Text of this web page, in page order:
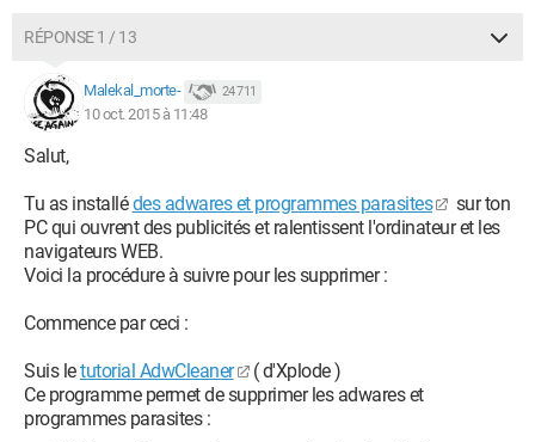
RÉPONSE 1 / 13
Malekal_morte- 24 711
10 oct. 2015 à 11:48
Salut,
Tu as installédes adwares et programmes parasites
sur ton
PC qui ouvrent des publicités et ralentissent l'ordinateur et les
navigateurs WEB.
Voici la procédure à suivre pour les supprimer :
Commence par ceci :
Suis letutorial AdwCleaner
( d'Xplode )
Ce programme permet de supprimer les adwares et
programmes parasites :